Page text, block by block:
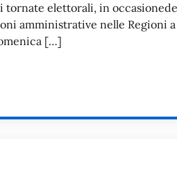
tornate elettorali, in
amministrative nelle Regioni
[…]